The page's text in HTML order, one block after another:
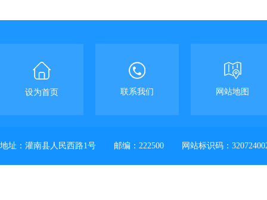
设为首页 联系我们 网站地图
地址：灌南县人民西路1号 邮编：222500 网站标识码：